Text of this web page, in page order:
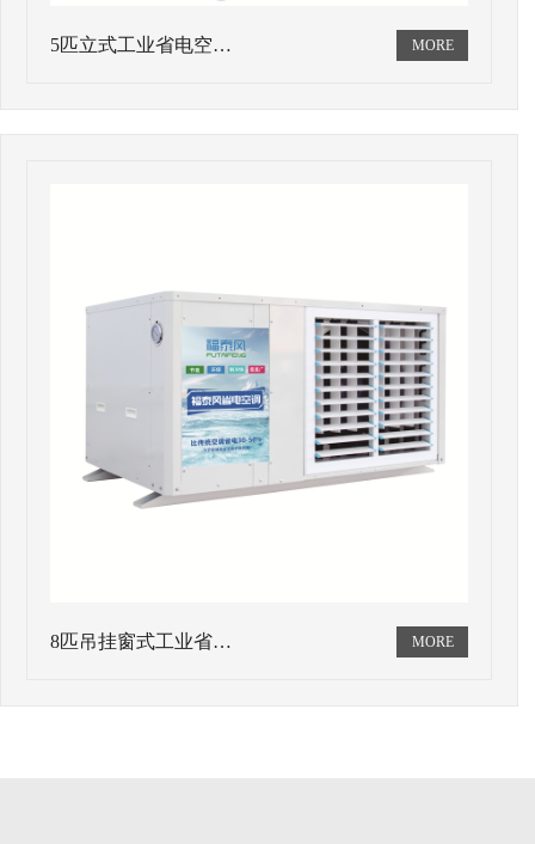
5匹立式工业省电空…
8匹吊挂窗式工业省…